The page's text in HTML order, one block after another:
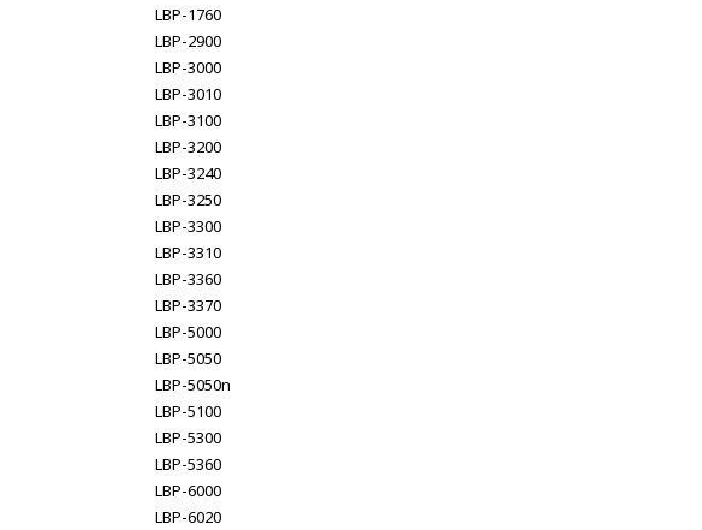
LBP-1760
LBP-2900
LBP-3000
LBP-3010
LBP-3100
LBP-3200
LBP-3240
LBP-3250
LBP-3300
LBP-3310
LBP-3360
LBP-3370
LBP-5000
LBP-5050
LBP-5050n
LBP-5100
LBP-5300
LBP-5360
LBP-6000
LBP-6020